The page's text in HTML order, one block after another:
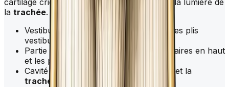
cartilage cricoïde qui est en continuité avec la lumière de
la trachée. Elle est divisée en trois régions :
Vestibule : entre l'entrée du
et les plis
vestibulaires.
Partie moyenne : entre les plis vestibulaires en haut
et les plis vocaux en bas.
Cavité infraglottique : entre le pli vocal et la
trachée